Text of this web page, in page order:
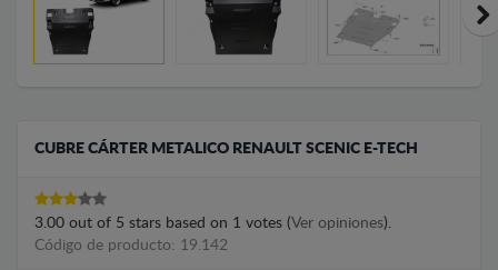
CUBRE CÁRTER METALICO RENAULT SCENIC E-TECH
3.00 out of 5 stars based on 1 votes (Ver opiniones).
Código de producto: 19.142